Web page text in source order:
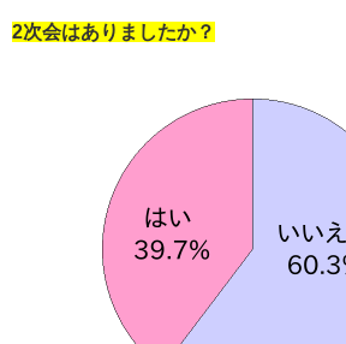
2次会はありましたか？